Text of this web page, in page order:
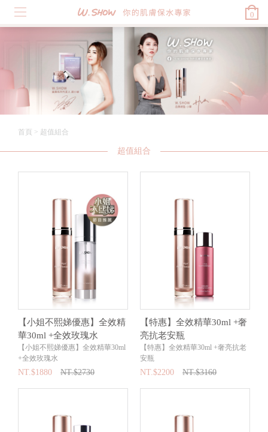
0
首頁 > 超值組合
超值組合
【小姐不熙娣優惠】全效精
華30ml +全效玫瑰水
【小姐不熙娣優惠】全效精華30ml
+全效玫瑰水
NT.$1880 NT.$2730
【特惠】全效精華30ml +奢
亮抗老安瓶
【特惠】全效精華30ml +奢亮抗老
安瓶
NT.$2200 NT.$3160